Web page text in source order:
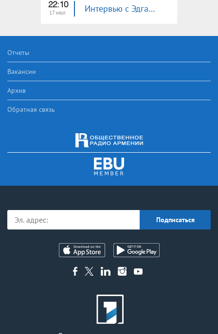
22:10
17 июл Интервью с Эдгаром Манучаряном
Отчеты
Вакансии
Архив
Обратная связь